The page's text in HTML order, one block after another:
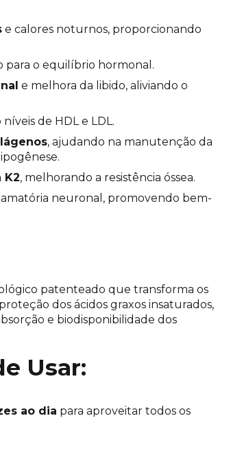
e calores noturnos, proporcionando
para o equilíbrio hormonal.
e melhora da libido, aliviando o
de HDL e LDL.
, ajudando na manutenção da
K2, melhorando a resistência óssea.
neuronal, promovendo bem-
patenteado que transforma os
dos ácidos graxos insaturados,
e biodisponibilidade dos
Usar:
ao dia para aproveitar todos os